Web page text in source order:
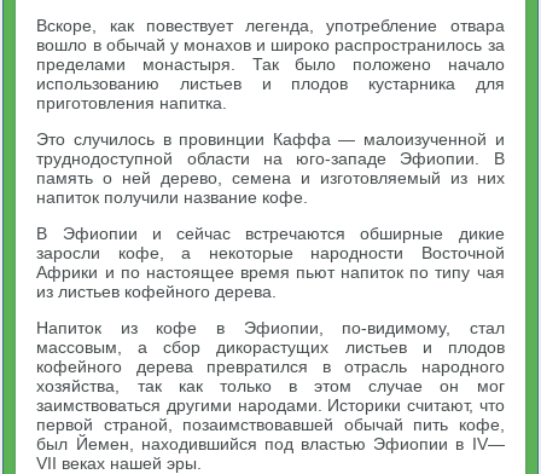
Вскоре, как повествует легенда, употребление отвара
вошло в обычай у монахов и широко распространилось за
пределами монастыря. Так было положено начало
использованию листьев и плодов кустарника для
приготовления напитка.
Это случилось в провинции Каффа — малоизученной и
труднодоступной области на юго-западе Эфиопии. В
память о ней дерево, семена и изготовляемый из них
напиток получили название кофе.
В Эфиопии и сейчас встречаются обширные дикие
заросли кофе, а некоторые народности Восточной
Африки и по настоящее время пьют напиток по типу чая
из листьев кофейного дерева.
Напиток из кофе в Эфиопии, по-видимому, стал
массовым, а сбор дикорастущих листьев и плодов
кофейного дерева превратился в отрасль народного
хозяйства, так как только в этом случае он мог
заимствоваться другими народами. Историки считают, что
первой страной, позаимствовавшей обычай пить кофе,
был Йемен, находившийся под властью Эфиопии в IV—
VII веках нашей эры.